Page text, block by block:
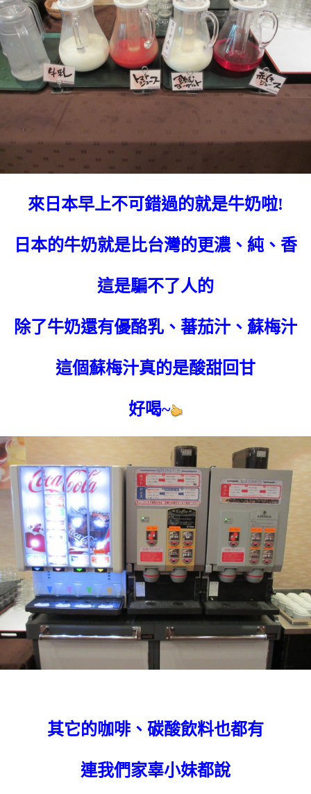
來日本早上不可錯過的就是牛奶啦!
日本的牛奶就是比台灣的更濃、純、香
這是騙不了人的
除了牛奶還有優酪乳、蕃茄汁、蘇梅汁
這個蘇梅汁真的是酸甜回甘
好喝~
其它的咖啡、碳酸飲料也都有
連我們家辜小妹都說